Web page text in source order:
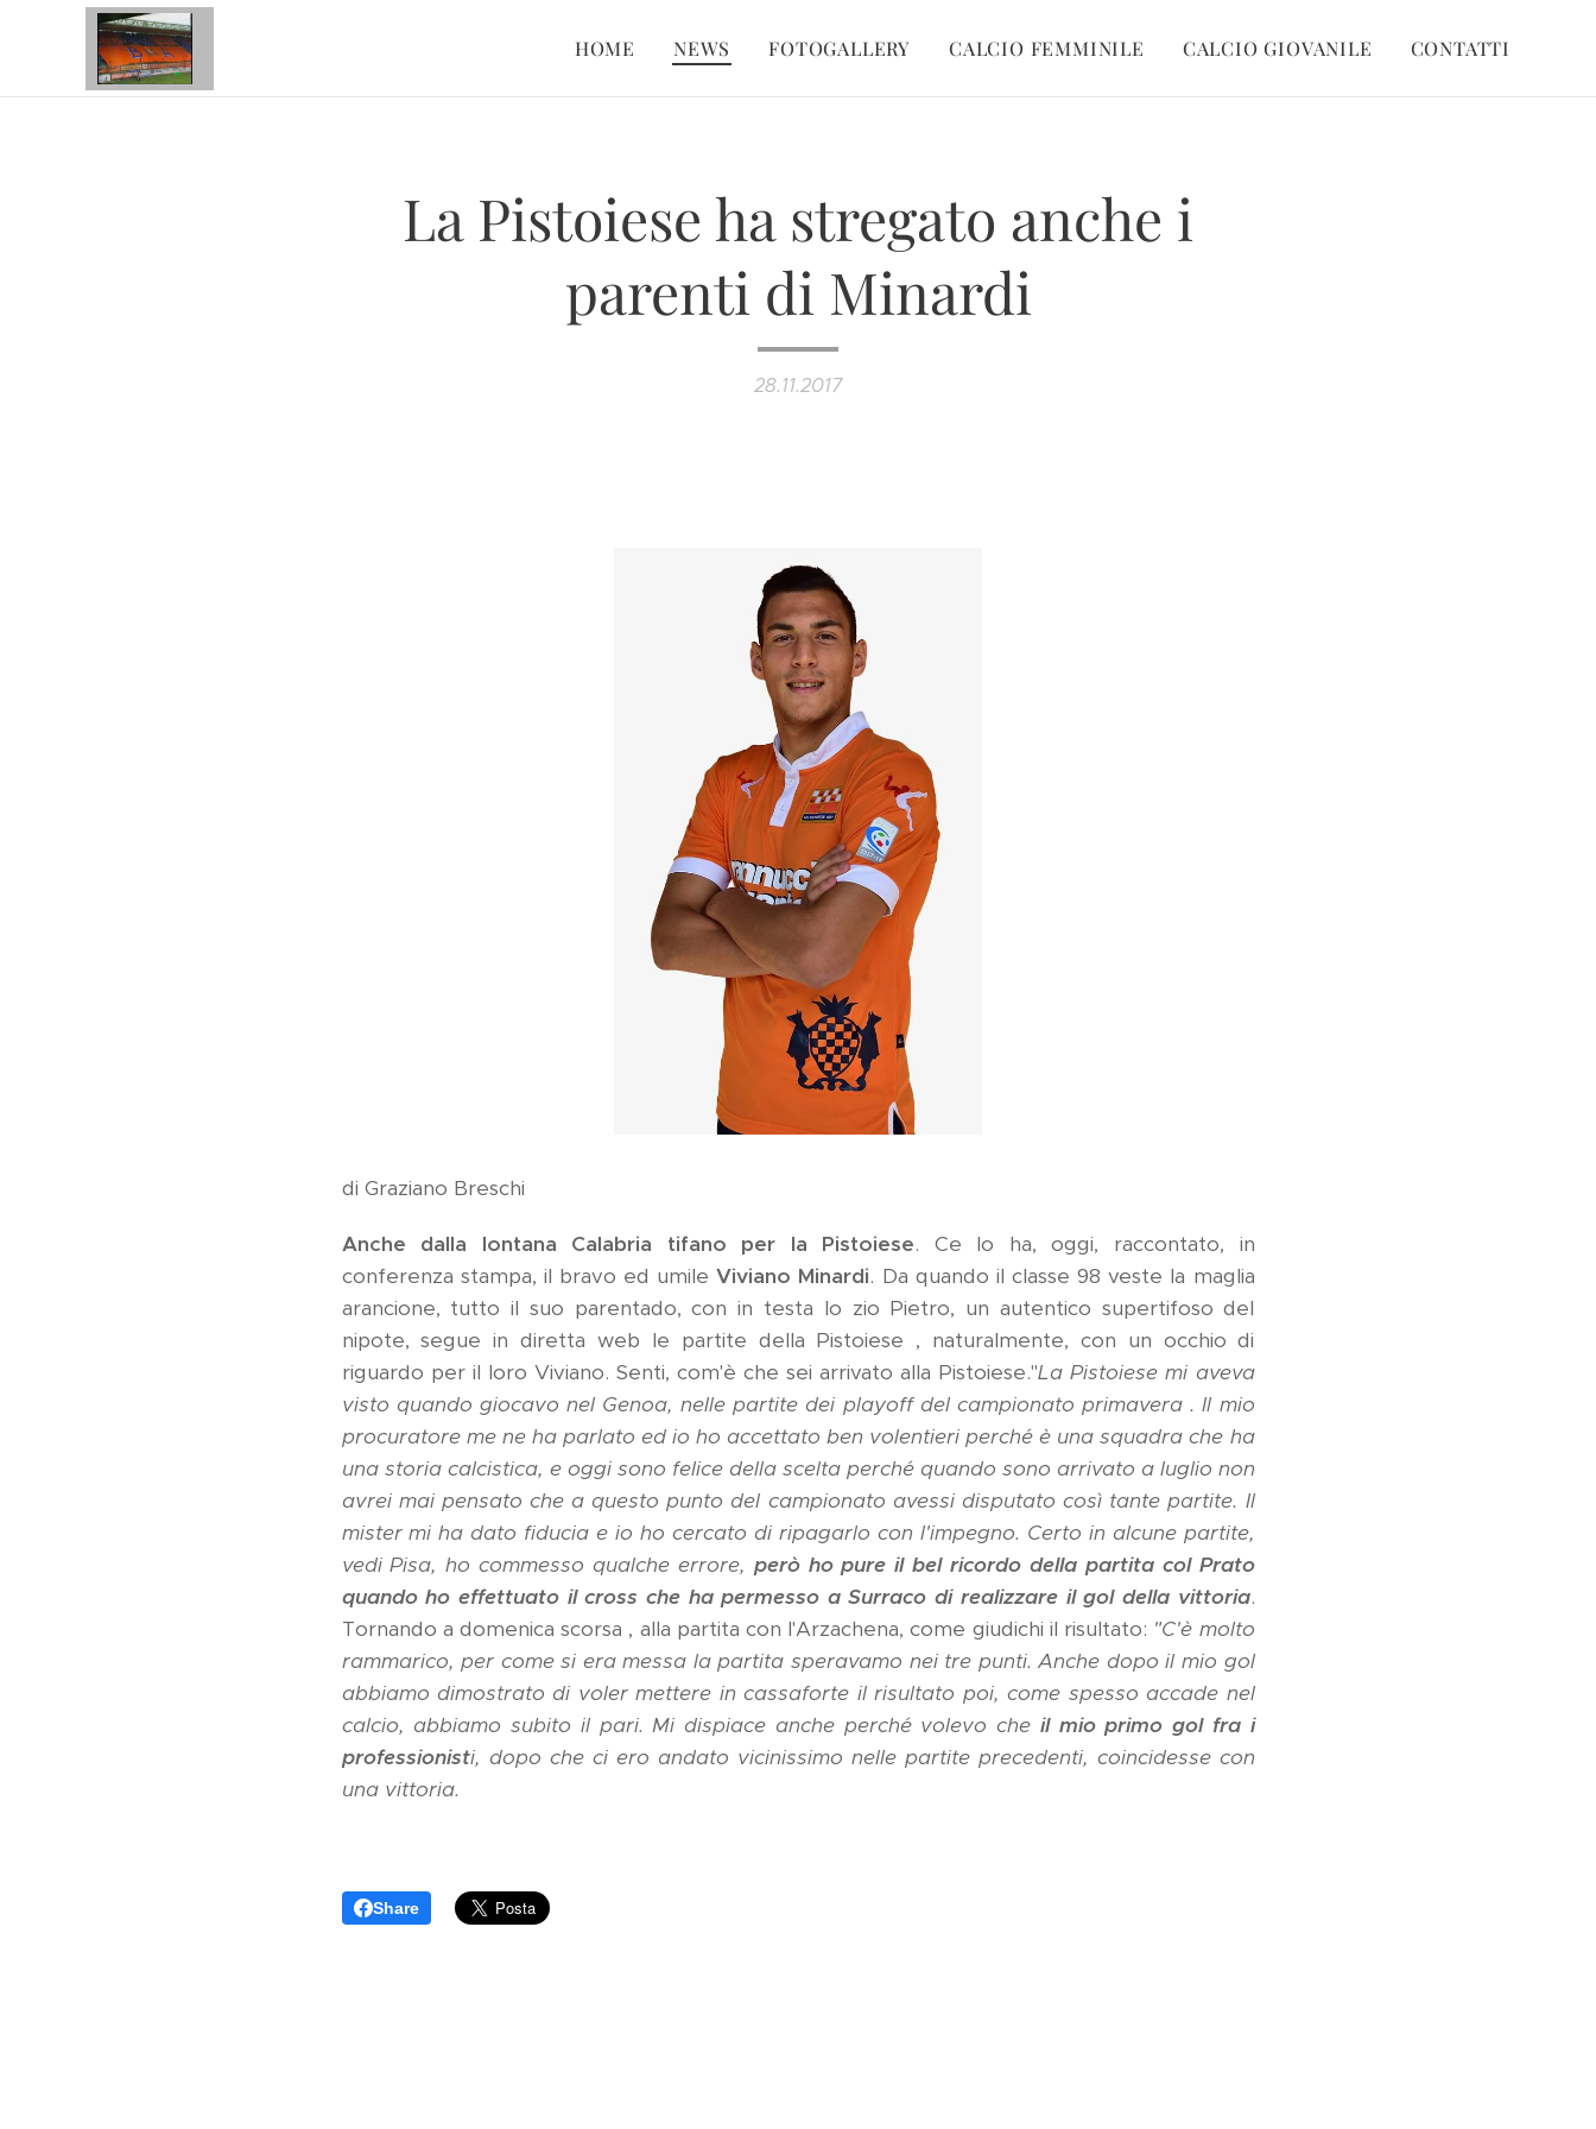
HOME NEWS FOTOGALLERY CALCIO FEMMINILE CALCIO GIOVANILE CONTATTI
La Pistoiese ha stregato anche i
parenti di Minardi
28.11.2017
di Graziano Breschi
Anche dalla lontana Calabria tifano per la Pistoiese. Ce lo ha, oggi, raccontato, in
conferenza stampa, il bravo ed umileViviano Minardi. Da quando il classe 98 veste la maglia
arancione, tutto il suo parentado, con in testa lo zio Pietro, un autentico supertifoso del
nipote, segue in diretta web le partite della Pistoiese , naturalmente, con un occhio di
riguardo per il loro Viviano. Senti, com'è che sei arrivato alla Pistoiese."La Pistoiese mi aveva
visto quando giocavo nel Genoa, nelle partite dei playoff del campionato primavera . Il mio
procuratore me ne ha parlato ed io ho accettato ben volentieri perché è una squadra che ha
una storia calcistica, e oggi sono felice della scelta perché quando sono arrivato a luglio non
avrei mai pensato che a questo punto del campionato avessi disputato così tante partite. Il
mister mi ha dato fiducia e io ho cercato di ripagarlo con l'impegno. Certo in alcune partite,
vedi Pisa, ho commesso qualche errore, però ho pure il bel ricordo della partita col Prato
quando ho effettuato il cross che ha permesso a Surraco di realizzare il gol della vittoria.
Tornando a domenica scorsa , alla partita con l'Arzachena, come giudichi il risultato: "C'è molto
rammarico, per come si era messa la partita speravamo nei tre punti. Anche dopo il mio gol
abbiamo dimostrato di voler mettere in cassaforte il risultato poi, come spesso accade nel
calcio, abbiamo subito il pari. Mi dispiace anche perché volevo che il mio primo gol fra i
professionisti, dopo che ci ero andato vicinissimo nelle partite precedenti, coincidesse con
una vittoria.
Share